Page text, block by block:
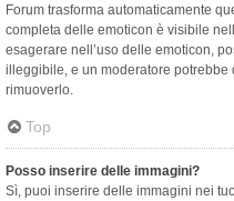
Forum trasforma automaticamente
completa delle emoticon è visibile
esagerare nell’uso delle emoticon,
illeggibile, e un moderatore
rimuoverlo.
Top
Posso inserire delle immagini?
Sì, puoi inserire delle immagini nei